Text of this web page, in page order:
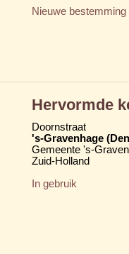
Nieuwe bestemming
Hervormde
Doornstraat
's-Gravenhage
Gemeente 's-
Zuid-Holland
In gebruik